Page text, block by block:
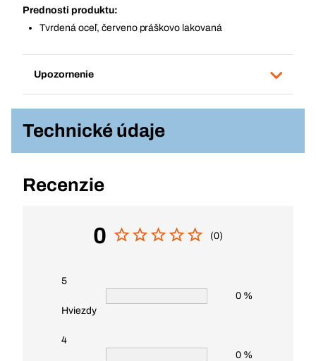
Prednosti produktu:
Tvrdená oceľ, červeno práškovo lakovaná
Upozornenie
Technické údaje
Recenzie
0 (0)
5
Hviezdy
0 %
4
0 %